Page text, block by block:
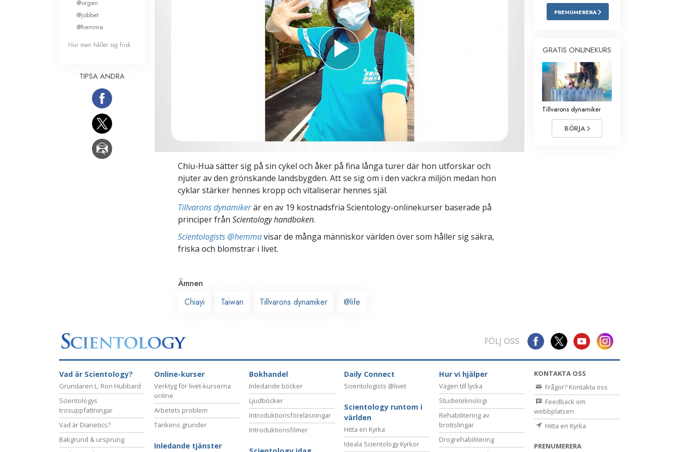
Etik och tillstånden
Orsaken till undertryckande
Undersökningar
Organiseringens grunder
Grunderna i public relations
Chiu-Hua sätter sig på sin cykel och åker på fina långa turer där hon utforskar och
njuter av den grönskande landsbygden. Att se sig om i den vackra miljön medan hon
cyklar stärker hennes kropp och vitaliserar hennes själ.
Tillvarons dynamikerär en av 19 kostnadsfria Scientology-onlinekurser baserade på
principer från Scientology handboken.
Scientologists @hemmavisar de många människor världen över som håller sig säkra,
friska och blomstrar i livet.
Ämnen
Chiayi
Taiwan Tillvarons dynamiker @life
@orgen
@jobbet
@hemma
Hur man håller sig frisk
TIPSA ANDRA
PRENUMERERA
GRATIS ONLINEKURS
Tillvarons dynamiker
BÖRJA
FÖLJ OSS
Vad är Scientology?
Grundaren L. Ron Hubbard
Scientologys
trosuppfattningar
Vad är Dianetics?
Bakgrund & ursprung
Online-kurser
Verktyg för livet-kurserna
online
Arbetets problem
Tankens grunder
Inledande tjänster
Bokhandel
Inledande böcker
Ljudböcker
Introduktionsföreläsningar
Introduktionsfilmer
Daily Connect
Scientologists @livet
Scientology runtom i
världen
Hitta en Kyrka
Ideala Scientology Kyrkor
Hur vi hjälper
Vägen till lycka
Studieteknologi
Rehabilitering av
brottslingar
Drogrehabilitering
KONTAKTA OSS
Frågor? Kontakta oss
Feedback om
webbplatsen
Hitta en Kyrka
PRENUMERERA